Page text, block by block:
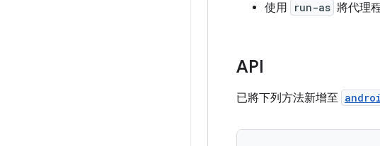
使用
run-as 將代理
API
已將下列方法新增至